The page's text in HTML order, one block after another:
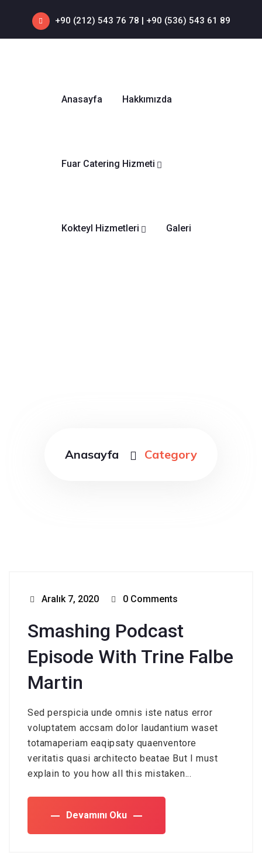
+90 (212) 543 76 78‬ | +90 (536) 543 61 89‬
Anasayfa Hakkımızda
Fuar Catering Hizmeti
Kokteyl Hizmetleri Galeri
Anasayfa Category
Aralık 7, 2020 0 Comments
Smashing Podcast
Episode With Trine Falbe
Martin
Sed perspicia unde omnis iste natus error
voluptatem accsam dolor laudantium waset
totamaperiam eaqipsaty quaenventore
veritatis quasi architecto beatae But I must
explain to you how all this mistaken...
Devamını Oku